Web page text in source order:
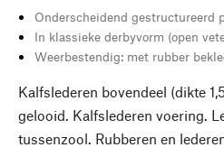
Onderscheidend gestructureerd
In klassieke derbyvorm (open
Weerbestendig: met rubber
Kalfslederen bovendeel (dikte
gelooid. Kalfslederen voering.
tussenzool. Rubberen en